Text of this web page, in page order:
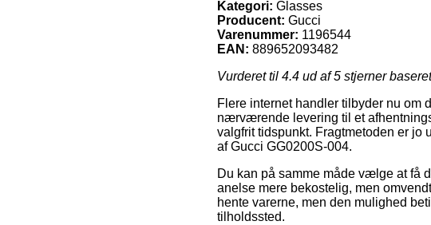
Kategori: Glasses
Producent: Gucci
Varenummer: 1196544
EAN: 889652093482
Vurderet til 4.4 ud af 5 stjerner
Flere internet handler tilbyder nu om
nærværende levering til et
valgfrit tidspunkt. Fragtmetoden er jo
af Gucci GG0200S-004.
Du kan på samme måde vælge at få
anelse mere bekostelig, men
hente varerne, men den mulighed
tilholdssted.